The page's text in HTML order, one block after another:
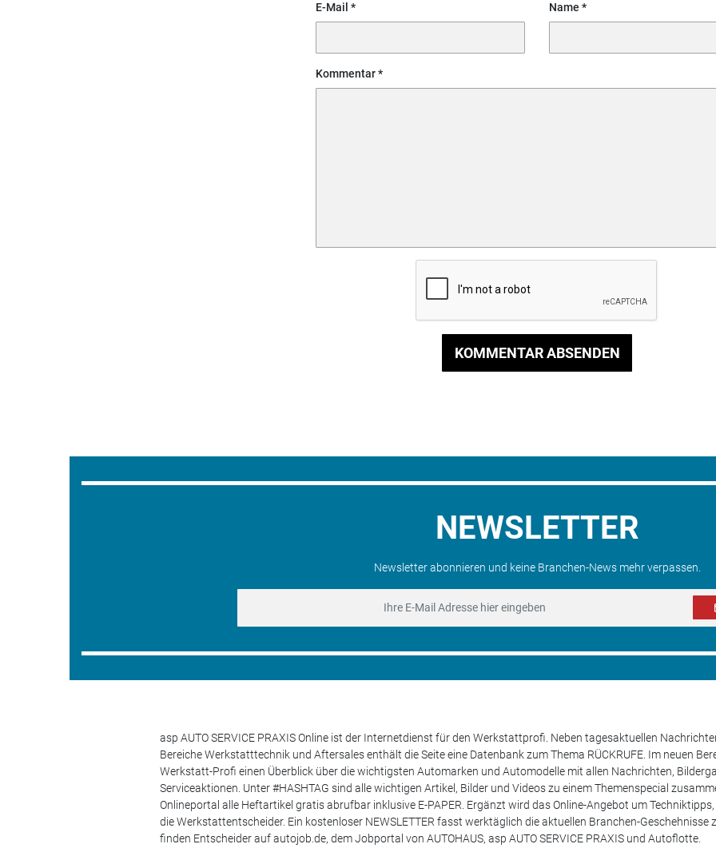
E-Mail Name
Kommentar
KOMMENTAR ABSENDEN
NEWSLETTER
Newsletter abonnieren und keine Branchen-News mehr verpassen.
asp AUTO SERVICE PRAXIS Online ist der Internetdienst für den Werkstattprofi. Neben tagesaktuellen
Bereiche Werkstatttechnik und Aftersales enthält die Seite eine Datenbank zum Thema RÜCKRUFE. Im neuen
Werkstatt-Profi einen Überblick über die wichtigsten Automarken und Automodelle mit allen Nachrichten,
Serviceaktionen. Unter #HASHTAG sind alle wichtigen Artikel, Bilder und Videos zu einem Themenspecial
Onlineportal alle Heftartikel gratis abrufbar inklusive E-PAPER. Ergänzt wird das Online-Angebot um
die Werkstattentscheider. Ein kostenloser NEWSLETTER fasst werktäglich die aktuellen Branchen-Geschehnisse
finden Entscheider auf autojob.de, dem Jobportal von AUTOHAUS, asp AUTO SERVICE PRAXIS und Autoflotte.